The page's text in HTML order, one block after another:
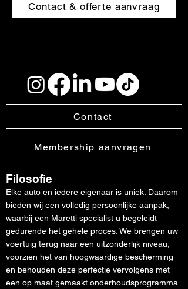
Contact & offerte aanvraag
Contact
Membership aanvragen
Filosofie
Elke auto en iedere eigenaar is uniek. Daarom
bieden wij een volledig persoonlijke aanpak,
waarbij een Maretti specialist u begeleidt
gedurende het gehele proces. We brengen uw
voertuig terug naar een uitzonderlijk niveau,
voorzien het van hoogwaardige bescherming
en behouden deze perfectie vervolgens met
een op maat gemaakt onderhoudsprogramma